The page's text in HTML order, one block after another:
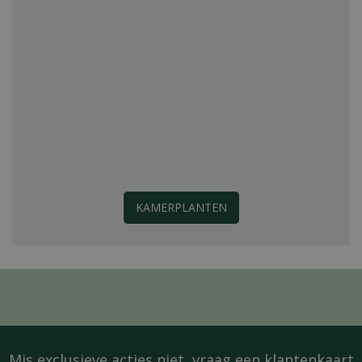
KAMERPLANTEN